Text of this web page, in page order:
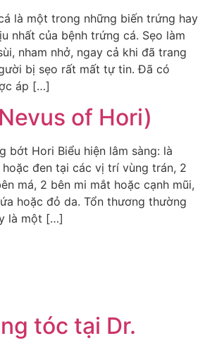
là một trong những biến trứng hay
nhất của bệnh trứng cá. Sẹo làm
nham nhở, ngay cả khi đã trang
bị sẹo rất mất tự tin. Đã có
áp […]
of Hori)
bớt Hori Biểu hiện lâm sàng: là
hoặc đen tại các vị trí vùng trán, 2
má, 2 bên mi mắt hoặc cạnh mũi,
hoặc đỏ da. Tổn thương thường
là một […]
tóc tại Dr.